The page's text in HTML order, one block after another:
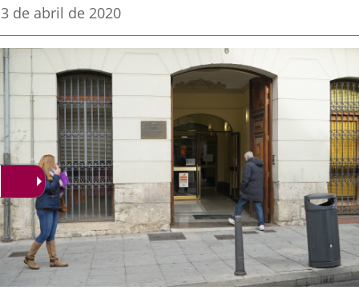
aplicación
externa.
aplicación
externa.
Fecha
la
noticia
3 de abril de 2020